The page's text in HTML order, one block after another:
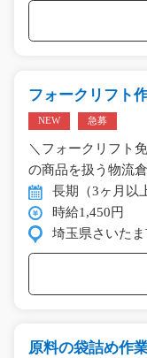
フォークリフト
NEW 急募
＼フォークリフト
の商品を扱う物流
長期（3ヶ月以
時給1,450円
埼玉県さいたま
原料の袋詰め作